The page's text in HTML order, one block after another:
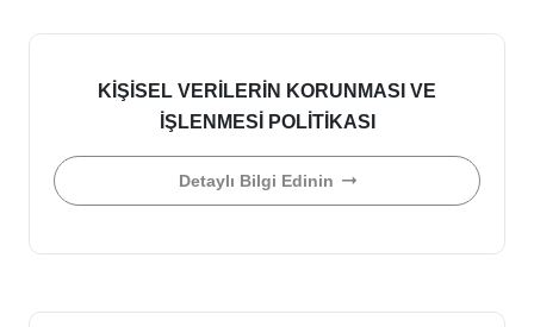
KİŞİSEL VERİLERİN KORUNMASI VE
İŞLENMESİ POLİTİKASI
Detaylı Bilgi Edinin